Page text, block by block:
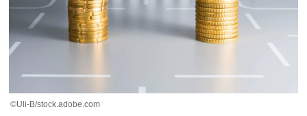
©Uli-B/stock.adobe.com